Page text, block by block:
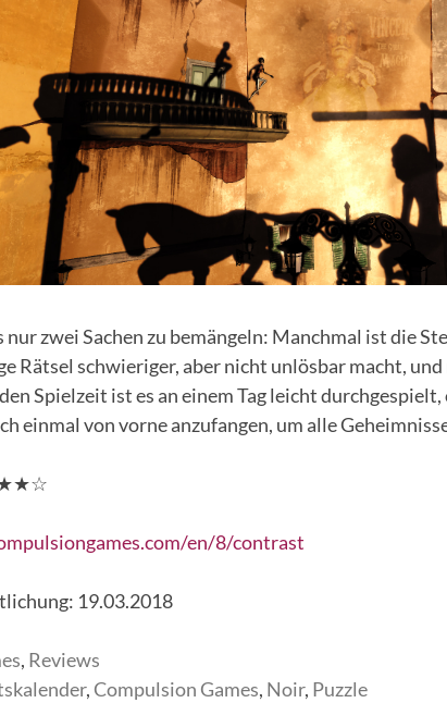
nur zwei Sachen zu bemängeln: Manchmal ist die
Rätsel schwieriger, aber nicht unlösbar macht,
Spielzeit ist es an einem Tag leicht
einmal von vorne anzufangen, um alle
en/8/contrast
19.03.2018
, Reviews
, Compulsion Games, Noir, Puzzle